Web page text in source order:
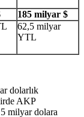
185 milyar $
62,5 milyar
YTL
dolarlık
AKP
milyar dolara